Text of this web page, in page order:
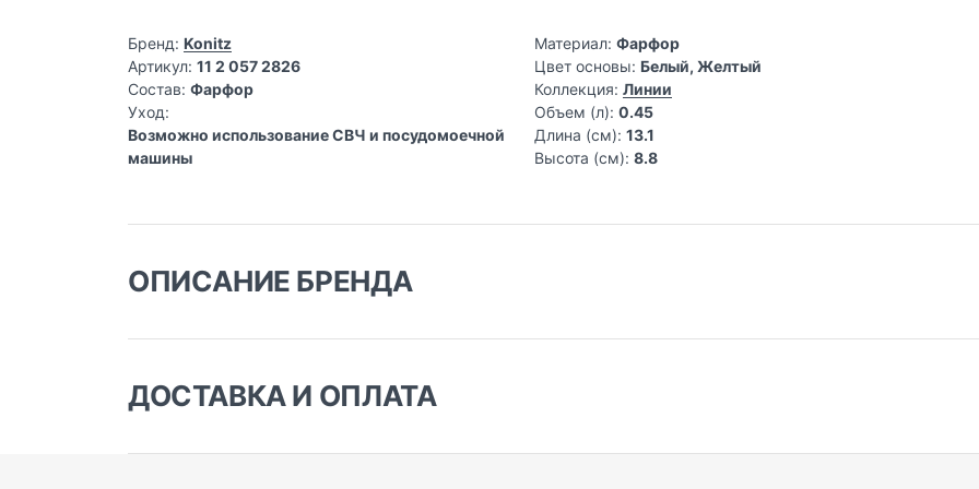
Бренд: Konitz
Артикул: 11 2 057 2826
Состав: Фарфор
Уход:
Возможно использование СВЧ и посудомоечной
машины
Материал: Фарфор
Цвет основы: Белый, Желтый
Коллекция: Линии
Объем (л): 0.45
Длина (см): 13.1
Высота (см): 8.8
ОПИСАНИЕ БРЕНДА
Konitz
— это немецкая семейная компания, основанная в 1919 году в городе Веймар. На протяжении более
производстве изящных кружек, чашек и тарелок. Сосредоточившись именно на этом направлении,
ДОСТАВКА И ОПЛАТА